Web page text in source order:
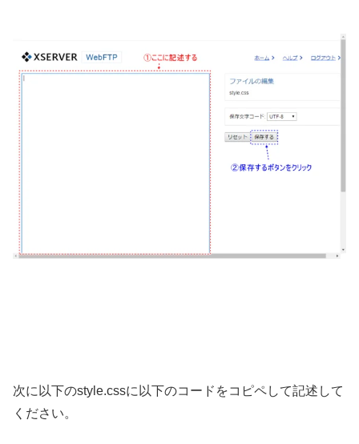
次に以下のstyle.cssに以下のコードをコピペして記述して
ください。